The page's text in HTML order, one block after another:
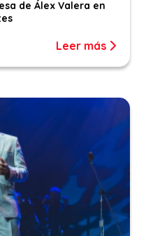
de Álex Valera en
Leer más